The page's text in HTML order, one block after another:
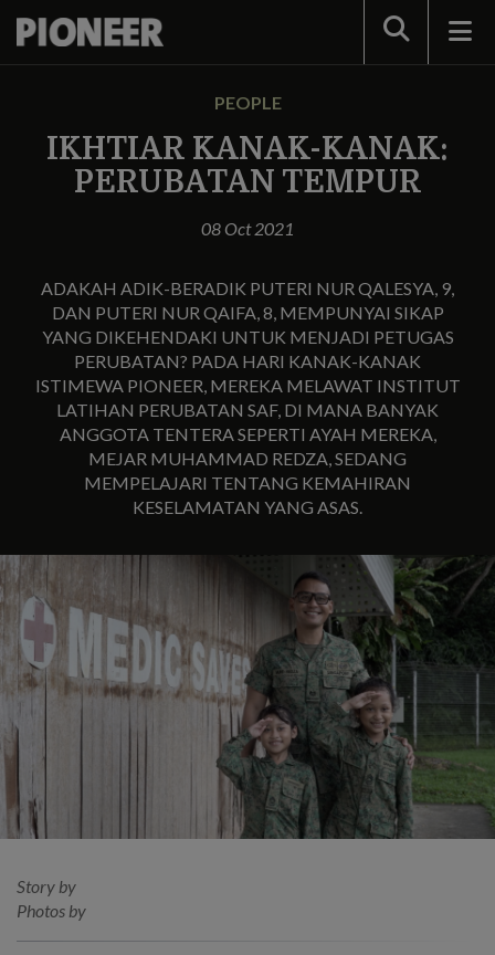
Search
PEOPLE
IKHTIAR KANAK-KANAK:
PERUBATAN TEMPUR
08 Oct 2021
ADAKAH ADIK-BERADIK PUTERI NUR QALESYA, 9,
DAN PUTERI NUR QAIFA, 8, MEMPUNYAI SIKAP
YANG DIKEHENDAKI UNTUK MENJADI PETUGAS
PERUBATAN? PADA HARI KANAK-KANAK
ISTIMEWA PIONEER, MEREKA MELAWAT INSTITUT
LATIHAN PERUBATAN SAF, DI MANA BANYAK
ANGGOTA TENTERA SEPERTI AYAH MEREKA,
MEJAR MUHAMMAD REDZA, SEDANG
MEMPELAJARI TENTANG KEMAHIRAN
KESELAMATAN YANG ASAS.
Story by
Photos by